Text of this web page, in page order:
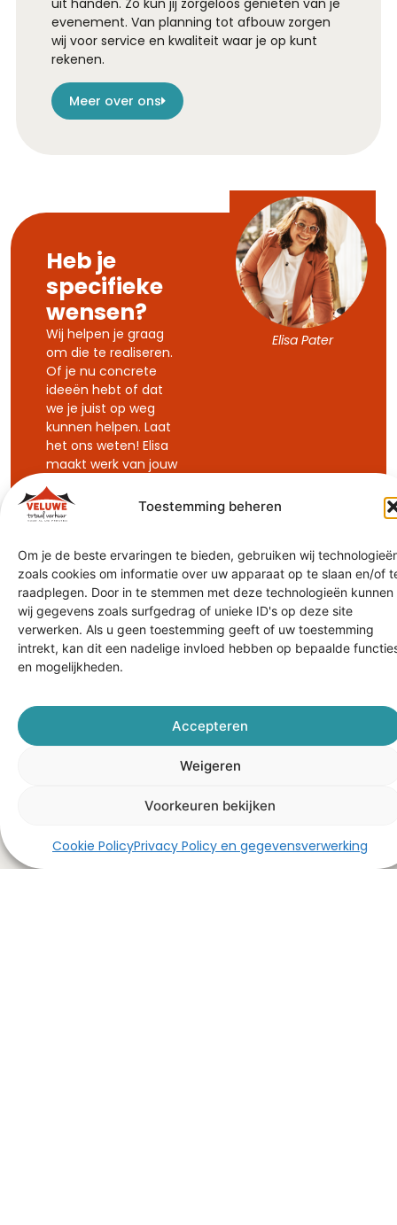
Toestemming beheren
Om je de beste ervaringen te bieden, gebruiken wij
zoals cookies om informatie over uw apparaat op te slaan en/of
raadplegen. Door in te stemmen met deze technologieën kunnen
wij gegevens zoals surfgedrag of unieke ID's op deze site
verwerken. Als u geen toestemming geeft of uw toestemming
intrekt, kan dit een nadelige invloed hebben op bepaalde
en mogelijkheden.
Accepteren
Weigeren
Voorkeuren bekijken
Cookie PolicyPrivacy Policy en gegevensverwerking
uit handen. Zo kun jij zorgeloos genieten van je
evenement. Van planning tot afbouw zorgen
wij voor service en kwaliteit waar je op kunt
rekenen.
Meer over ons
Elisa Pater
Heb je
specifieke
wensen?
Wij helpen je graag
om die te realiseren.
Of je nu concrete
ideeën hebt of dat
we je juist op weg
kunnen helpen. Laat
het ons weten! Elisa
maakt werk van jouw
wensen en zorgt
ervoor dat je
evenement precies
voor ogen hebt.
Vraag Elisa
om advies